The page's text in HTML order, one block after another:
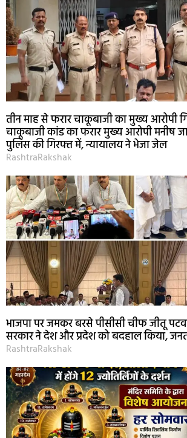
तीन माह से फरार चाकूबाजी का मुख्य आरोपी
चाकूबाजी कांड का फरार मुख्य आरोपी मनीष
पुलिस की गिरफ्त में, न्यायालय ने भेजा जेल
RashtraRakshak
भाजपा पर जमकर बरसे पीसीसी चीफ जीतू
सरकार ने देश और प्रदेश को बदहाल किया,
RashtraRakshak